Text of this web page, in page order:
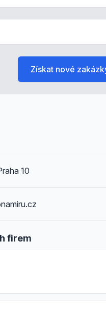
10
firem
Získat nové